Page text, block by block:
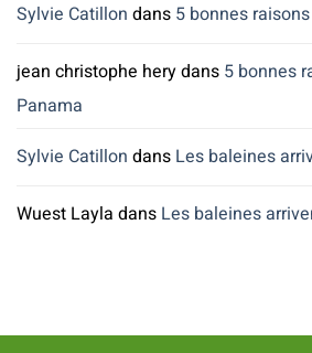
Sylvie Catillon dans 5 bonnes
jean christophe herydans 5 bonnes
Panama
Sylvie Catillon dans Les baleines
Wuest Layla dans Les baleines